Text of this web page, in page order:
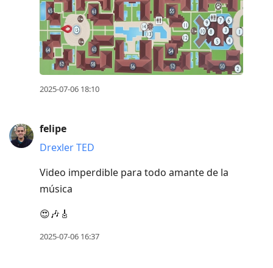
2025-07-06 18:10
felipe
Drexler TED
Video imperdible para todo amante de la
música
😍🎶🎸
2025-07-06 16:37